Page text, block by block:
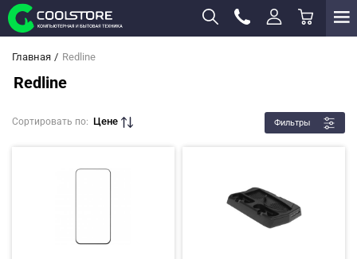
Главная Redline
Redline
Сортировать по: Цене Фильтры